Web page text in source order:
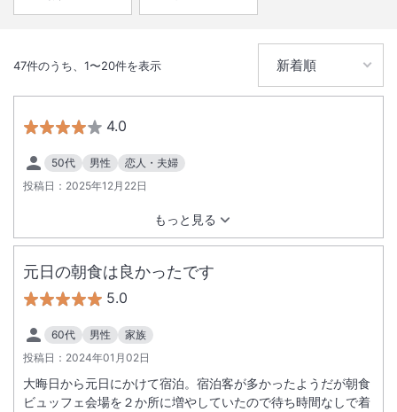
47件のうち、 1〜20件を表示
4.0
50代 男性
恋人・夫婦
投稿日： 2025年12月22日
もっと見る
元日の朝食は良かったです
5.0
60代 男性
家族
投稿日： 2024年01月02日
大晦日から元日にかけて宿泊。宿泊客が多かったようだが朝食
ビュッフェ会場を２か所に増やしていたので待ち時間なしで着